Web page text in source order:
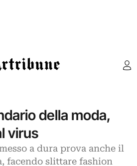
della moda,
virus
a dura prova anche il
facendo slittare fashion